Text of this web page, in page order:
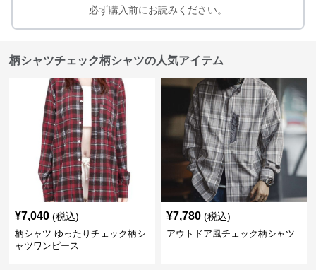
必ず購入前にお読みください。
柄シャツチェック柄シャツの人気アイテム
¥7,040 (税込)
柄シャツ ゆったりチェック柄シ
ャツワンピース
¥7,780 (税込)
アウトドア風チェック柄シャツ